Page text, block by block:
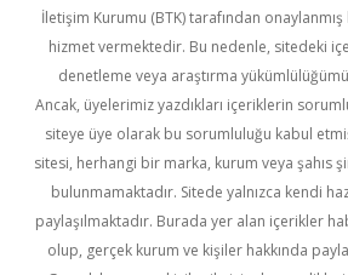
İletişim Kurumu (BTK) tarafından onaylanmış
hizmet vermektedir. Bu nedenle, sitedeki
denetleme veya araştırma
Ancak, üyelerimiz yazdıkları içeriklerin
siteye üye olarak bu sorumluluğu kabul
sitesi, herhangi bir marka, kurum veya şahıs
bulunmamaktadır. Sitede yalnızca kendi
paylaşılmaktadır. Burada yer alan içerikler
olup, gerçek kurum ve kişiler hakkında